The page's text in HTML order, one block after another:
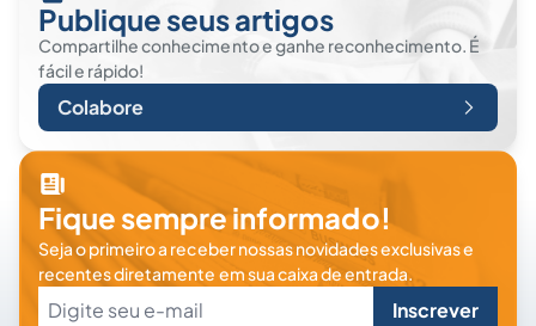
Publique seus artigos
Compartilhe conhecimento e ganhe reconhecimento. É
fácil e rápido!
Colabore
Fique sempre informado!
Seja o primeiro a receber nossas novidades exclusivas e
recentes diretamente em sua caixa de entrada.
Inscrever